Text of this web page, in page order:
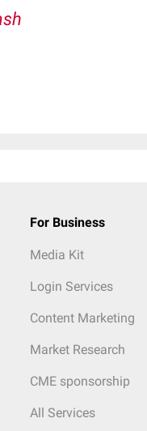
For Business
Media Kit
Login Services
Content Marketing
Market Research
CME sponsorship
All Services